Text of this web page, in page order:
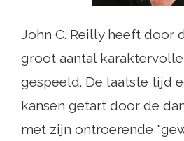
John C. Reilly heeft door
groot aantal
gespeeld. De laatste tijd
kansen getart door de
met zijn ontroerende